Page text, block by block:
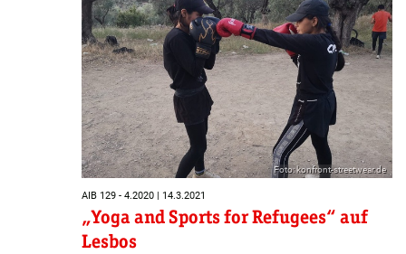
Foto: konfront-streetwear.de
AIB 129 - 4.2020 | 14.3.2021
„Yoga and Sports for Refugees“ auf
Lesbos